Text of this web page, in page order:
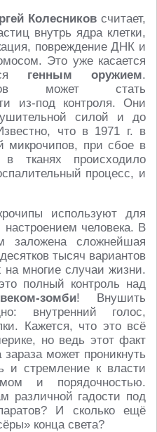
Колесников считает,
внутрь ядра клетки,
повреждение ДНК и
Это уже касается
генным оружием.
может стать
из-под контроля. Они
силой и до
что в 1971 г. в
при сбое в
в тканях происходило
процесс, и
используют для
человека. В
заложена сложнейшая
тысяч вариантов
на многие случаи жизни.
полный контроль над
зомби! Внушить
внутренний голос,
Кажется, что это всё
но ведь этот факт
может проникнуть
и стремление к власти
и порядочностью.
различной гадости под
И сколько ещё
конца света?